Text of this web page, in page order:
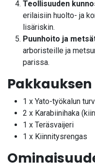
Teollisuuden
erilaisiin huolto- ja
lisäriskin.
Puunhoito ja
arboristeille ja
parissa.
1 x Yato-työkalun
2 x Karabiinihaka
1 x Teräsvaijeri
1 x Kiinnitysrengas